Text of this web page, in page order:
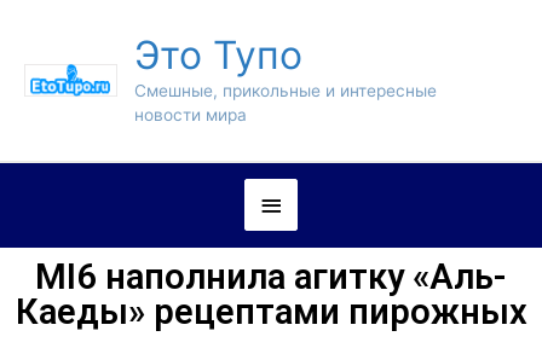
Это Тупо
Смешные, прикольные и интересные
новости мира
MI6 наполнила агитку «Аль-
Каеды» рецептами пирожных